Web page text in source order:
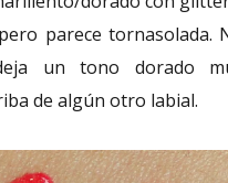
parece tornasolada.
un tono dorado
de algún otro labial.